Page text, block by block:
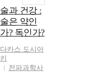
술과 건강 :
술은 약인
가? 독인가?
다카스 도시아
키
전파과학사